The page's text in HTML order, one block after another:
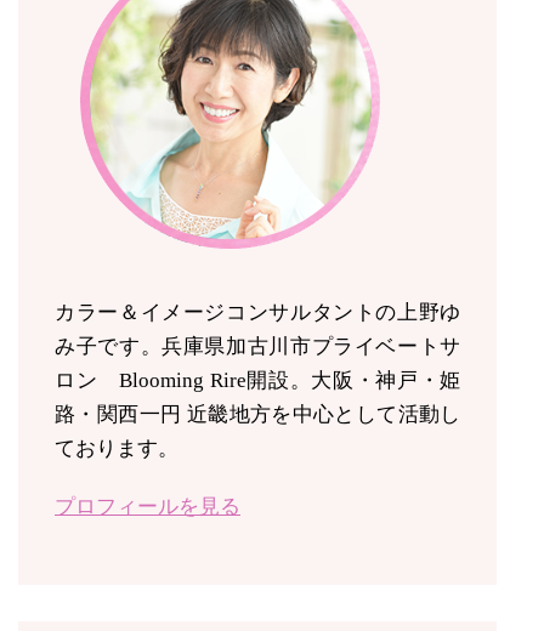
カラー＆イメージコンサルタントの上野ゆ
み子です。兵庫県加古川市プライベートサ
ロン Blooming Rire開設。 大阪・神戸・姫
路・関西一円 近畿地方を中心として活動し
ております。
プロフィールを見る